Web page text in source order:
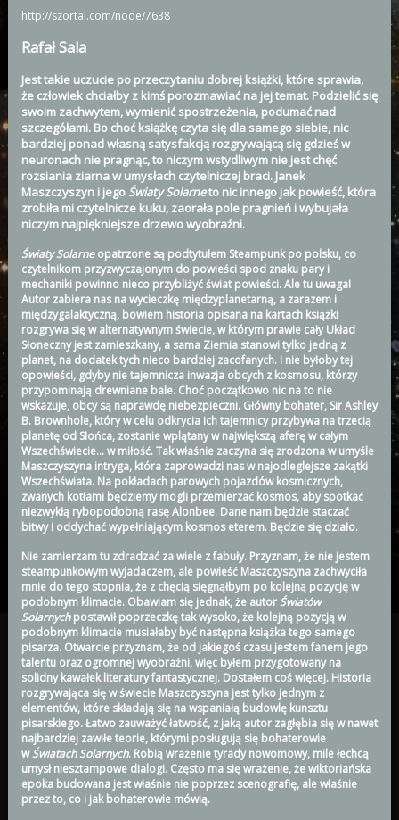
http://szortal.com/node/7638
Rafał Sala
Jest takie uczucie po przeczytaniu dobrej książki, które sprawia,
że człowiek chciałby z kimś porozmawiać na jej temat. Podzielić się
swoim zachwytem, wymienić spostrzeżenia, podumać nad
szczegółami. Bo choć książkę czyta się dla samego siebie, nic
bardziej ponad własną satysfakcją rozgrywającą się gdzieś w
neuronach nie pragnąc, to niczym wstydliwym nie jest chęć
rozsiania ziarna w umysłach czytelniczej braci. Janek
Maszczyszyn i jego Światy Solarneto nic innego jak powieść, która
zrobiła mi czytelnicze kuku, zaorała pole pragnień i wybujała
niczym najpiękniejsze drzewo wyobraźni.
Światy Solarneopatrzone są podtytułem Steampunk po polsku, co
czytelnikom przyzwyczajonym do powieści spod znaku pary i
mechaniki powinno nieco przybliżyć świat powieści. Ale tu uwaga!
Autor zabiera nas na wycieczkę międzyplanetarną, a zarazem i
międzygalaktyczną, bowiem historia opisana na kartach książki
rozgrywa się w alternatywnym świecie, w którym prawie cały Układ
Słoneczny jest zamieszkany, a sama Ziemia stanowi tylko jedną z
planet, na dodatek tych nieco bardziej zacofanych. I nie byłoby tej
opowieści, gdyby nie tajemnicza inwazja obcych z kosmosu, którzy
przypominają drewniane bale. Choć początkowo nic na to nie
wskazuje, obcy są naprawdę niebezpieczni. Główny bohater, Sir Ashley
B. Brownhole, który w celu odkrycia ich tajemnicy przybywa na trzecią
planetę od Słońca, zostanie wplątany w największą aferę w całym
Wszechświecie… w miłość. Tak właśnie zaczyna się zrodzona w umyśle
Maszczyszyna intryga, która zaprowadzi nas w najodleglejsze zakątki
Wszechświata. Na pokładach parowych pojazdów kosmicznych,
zwanych kotłami będziemy mogli przemierzać kosmos, aby spotkać
niezwykłą rybopodobną rasę Alonbee. Dane nam będzie staczać
bitwy i oddychać wypełniającym kosmos eterem. Będzie się działo.
Nie zamierzam tu zdradzać za wiele z fabuły. Przyznam, że nie jestem
steampunkowym wyjadaczem, ale powieść Maszczyszyna zachwyciła
mnie do tego stopnia, że z chęcią sięgnąłbym po kolejną pozycję w
podobnym klimacie. Obawiam się jednak, że autor Światów
Solarnychpostawił poprzeczkę tak wysoko, że kolejną pozycją w
podobnym klimacie musiałaby być następna książka tego samego
pisarza. Otwarcie przyznam, że od jakiegoś czasu jestem fanem jego
talentu oraz ogromnej wyobraźni, więc byłem przygotowany na
solidny kawałek literatury fantastycznej. Dostałem coś więcej. Historia
rozgrywająca się w świecie Maszczyszyna jest tylko jednym z
elementów, które składają się na wspaniałą budowlę kunsztu
pisarskiego. Łatwo zauważyć łatwość, z jaką autor zagłębia się w nawet
najbardziej zawiłe teorie, którymi posługują się bohaterowie
wŚwiatach Solarnych. Robią wrażenie tyrady nowomowy, mile łechcą
umysł niesztampowe dialogi. Często ma się wrażenie, że wiktoriańska
epoka budowana jest właśnie nie poprzez scenografię, ale właśnie
przez to, co i jak bohaterowie mówią.